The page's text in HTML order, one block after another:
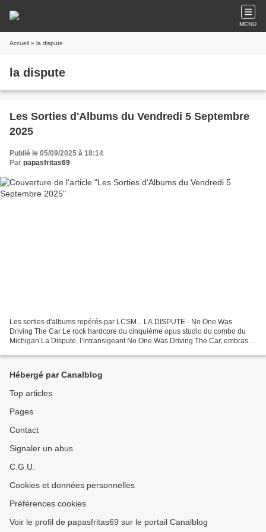
MENU
Accueil » la dispute
la dispute
Les Sorties d'Albums du Vendredi 5 Septembre
2025
Publié le 05/09/2025 à 18:14
Par papasfritas69
Les sorties d'albums repérés par LCSM... LA DISPUTE - No One Was
Driving The Car Le rock hardcore du cinquième opus studio du combo du
Michigan La Dispute, l’intransigeant No One Was Driving The Car, embrase
Hébergé par Canalblog
Top articles
Pages
Contact
Signaler un abus
C.G.U.
Cookies et données personnelles
Préférences cookies
Voir le profil de papasfritas69 sur le portail Canalblog